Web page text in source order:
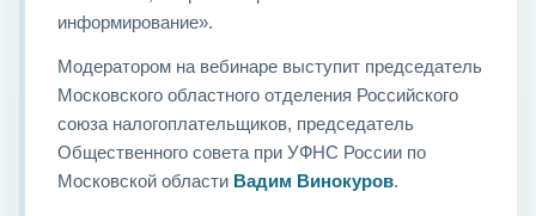
информирование».
Модератором на вебинаре выступит председатель
Московского областного отделения Российского
союза налогоплательщиков, председатель
Общественного совета при УФНС России по
Московской области Вадим Винокуров.